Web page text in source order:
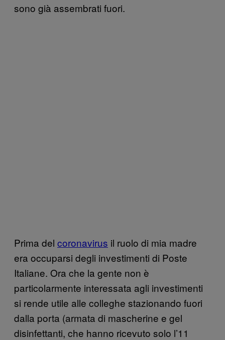
sono già assembrati fuori.
Prima del coronavirus il ruolo di mia madre
era occuparsi degli investimenti di Poste
Italiane. Ora che la gente non è
particolarmente interessata agli investimenti
si rende utile alle colleghe stazionando fuori
dalla porta (armata di mascherine e gel
disinfettanti, che hanno ricevuto solo l’11